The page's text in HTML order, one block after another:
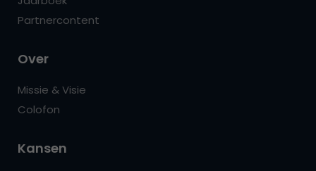
Partnercontent
Over
Missie & Visie
Colofon
Kansen